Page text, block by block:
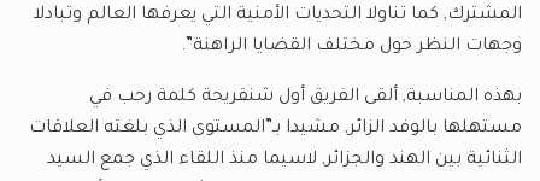
المشترك, كما تناولا التحديات الأمنية التي يعرفها العالم وتبادلا
وجهات النظر حول مختلف القضايا الراهنة”.
بهذه المناسبة, ألقى الفريق أول شنقريحة كلمة رحب في
مستهلها بالوفد الزائر, مشيدا بـ”المستوى الذي بلغته العلاقات
الثنائية بين الهند والجزائر, لاسيما منذ اللقاء الذي جمع السيد